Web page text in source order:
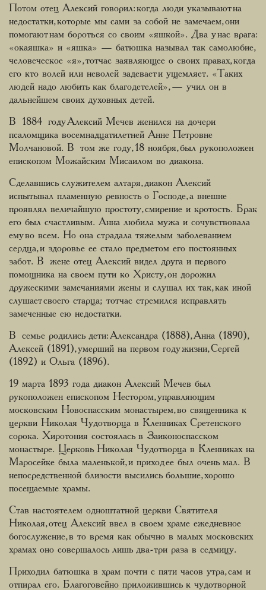
Потом отец Алексий говорил: когда люди указывают на
недостатки, которые мы сами за собой не замечаем, они
помогают нам бороться со своим «яшкой». Два у нас врага:
«окаяшка» и «яшка» — батюшка называл так самолюбие,
человеческое «я», тотчас заявляющее о своих правах, когда
его кто волей или неволей задевает и ущемляет. «Таких
людей надо любить как благодетелей», — учил он в
дальнейшем своих духовных детей.
В 1884 году Алексий Мечев женился на дочери
псаломщика восемнадцатилетней Анне Петровне
Молчановой. В том же году, 18 ноября, был рукоположен
епископом Можайским Мисаилом во диакона.
Сделавшись служителем алтаря, диакон Алексий
испытывал пламенную ревность о Господе, а внешне
проявлял величайшую простоту, смирение и кротость. Брак
его был счастливым. Анна любила мужа и сочувствовала
ему во всем. Но она страдала тяжелым заболеванием
сердца, и здоровье ее стало предметом его постоянных
забот. В жене отец Алексий видел друга и первого
помощника на своем пути ко Христу, он дорожил
дружескими замечаниями жены и слушал их так, как иной
слушает своего старца; тотчас стремился исправлять
замеченные ею недостатки.
В семье родились дети: Александра (1888), Анна (1890),
Алексей (1891), умерший на первом году жизни, Сергей
(1892) и Ольга (1896).
19 марта 1893 года диакон Алексий Мечев был
рукоположен епископом Нестором, управляющим
московским Новоспасским монастырем, во священника к
церкви Николая Чудотворца в Кленниках Сретенского
сорока. Хиротония состоялась в Заиконоспасском
монастыре. Церковь Николая Чудотворца в Кленниках на
Маросейке была маленькой, и приход ее был очень мал. В
непосредственной близости высились большие, хорошо
посещаемые храмы.
Став настоятелем одноштатной церкви Святителя
Николая, отец Алексий ввел в своем храме ежедневное
богослужение, в то время как обычно в малых московских
храмах оно совершалось лишь два-три раза в седмицу.
Приходил батюшка в храм почти с пяти часов утра, сам и
отпирал его. Благоговейно приложившись к чудотворной